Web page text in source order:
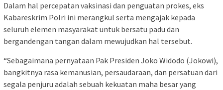
Dalam hal percepatan vaksinasi dan penguatan prokes, eks
Kabareskrim Polri ini merangkul serta mengajak kepada
seluruh elemen masyarakat untuk bersatu padu dan
bergandengan tangan dalam mewujudkan hal tersebut.
“Sebagaimana pernyataan Pak Presiden Joko Widodo (Jokowi),
bangkitnya rasa kemanusian, persaudaraan, dan persatuan dari
segala penjuru adalah sebuah kekuatan maha besar yang